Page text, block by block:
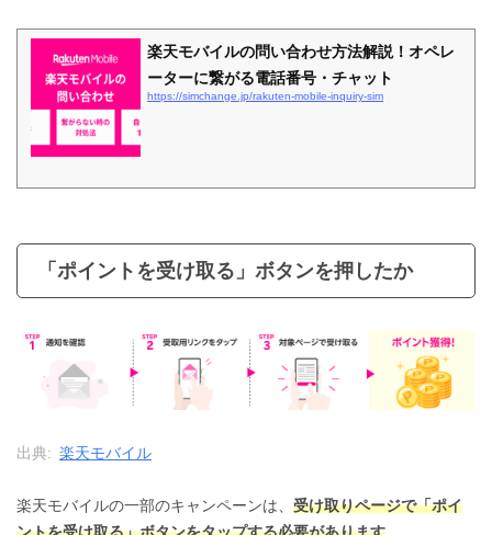
楽天モバイルの問い合わせ方法解説！オペレ
ーターに繋がる電話番号・チャット
https://simchange.jp/rakuten-mobile-inquiry-sim
「ポイントを受け取る」ボタンを押したか
出典: 楽天モバイル
楽天モバイルの一部のキャンペーンは、 受け取りページで「ポイ